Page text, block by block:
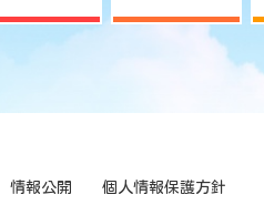
情報公開 個人情報保護方針